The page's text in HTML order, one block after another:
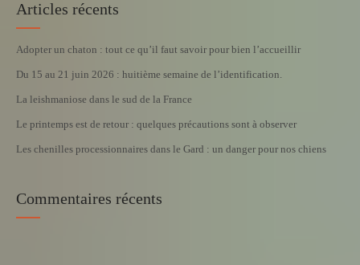
Articles récents
Adopter un chaton : tout ce qu’il faut savoir pour bien l’accueillir
Du 15 au 21 juin 2026 : huitième semaine de l’identification.
La leishmaniose dans le sud de la France
Le printemps est de retour : quelques précautions sont à observer
Les chenilles processionnaires dans le Gard : un danger pour nos chiens
Commentaires récents